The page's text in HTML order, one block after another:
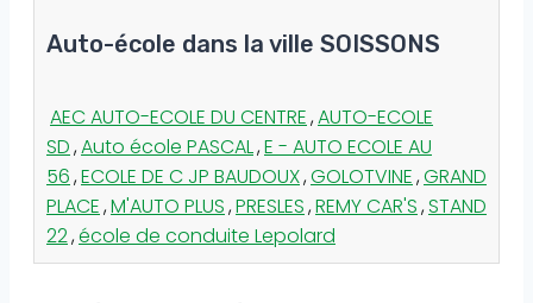
Auto-école dans la ville SOISSONS
AEC AUTO-ECOLE DU CENTRE,AUTO-ECOLE
SD,Auto école PASCAL,E - AUTO ECOLE AU
56,ECOLE DE C JP BAUDOUX,GOLOTVINE,GRAND
PLACE,M'AUTO PLUS,PRESLES,REMY CAR'S,STAND
22,école de conduite Lepolard